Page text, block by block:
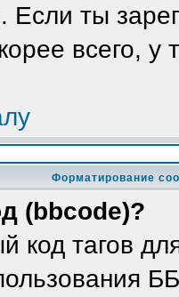
Если ты
всего,
Форматирование
(bbcode)?
код тагов